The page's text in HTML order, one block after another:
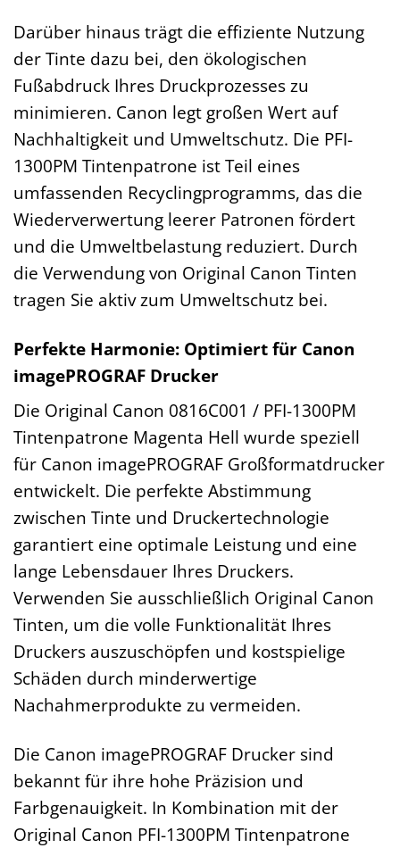
Darüber hinaus trägt die effiziente Nutzung
der Tinte dazu bei, den ökologischen
Fußabdruck Ihres Druckprozesses zu
minimieren. Canon legt großen Wert auf
Nachhaltigkeit und Umweltschutz. Die PFI-
1300PM Tintenpatrone ist Teil eines
umfassenden Recyclingprogramms, das die
Wiederverwertung leerer Patronen fördert
und die Umweltbelastung reduziert. Durch
die Verwendung von Original Canon Tinten
tragen Sie aktiv zum Umweltschutz bei.
Perfekte Harmonie: Optimiert für Canon
imagePROGRAF Drucker
Die Original Canon 0816C001 / PFI-1300PM
Tintenpatrone Magenta Hell wurde speziell
für Canon imagePROGRAF Großformatdrucker
entwickelt. Die perfekte Abstimmung
zwischen Tinte und Druckertechnologie
garantiert eine optimale Leistung und eine
lange Lebensdauer Ihres Druckers.
Verwenden Sie ausschließlich Original Canon
Tinten, um die volle Funktionalität Ihres
Druckers auszuschöpfen und kostspielige
Schäden durch minderwertige
Nachahmerprodukte zu vermeiden.
Die Canon imagePROGRAF Drucker sind
bekannt für ihre hohe Präzision und
Farbgenauigkeit. In Kombination mit der
Original Canon PFI-1300PM Tintenpatrone